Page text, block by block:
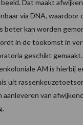
Dat maakt
via DNA, waardoor
beter kan worden
in de toekomst in
geschikt
AM is hierbij
uit
aanleveren van